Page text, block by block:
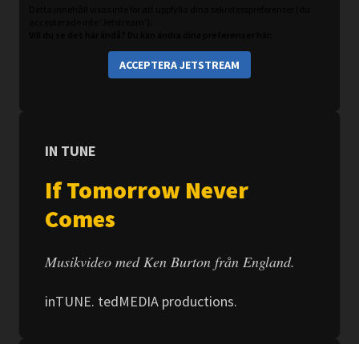
ACCEPTERA JETSTREAM
IN TUNE
If Tomorrow Never
Comes
Musikvideo med Ken Burton från England.
inTUNE. tedMEDIA productions.